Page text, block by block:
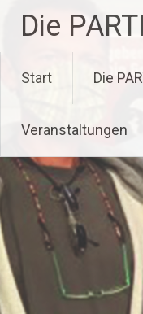
Inhalt
springen
Die
Start Die
Veranstaltungen